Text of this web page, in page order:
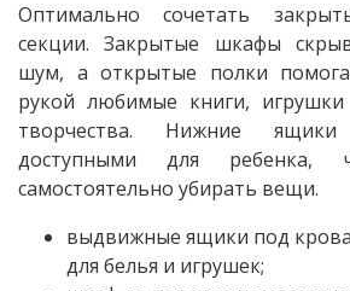
Оптимально сочетать
секции. Закрытые шкафы
шум, а открытые полки
рукой любимые книги,
творчества. Нижние
доступными для
самостоятельно убирать вещи.
выдвижные ящики под
для белья и игрушек;